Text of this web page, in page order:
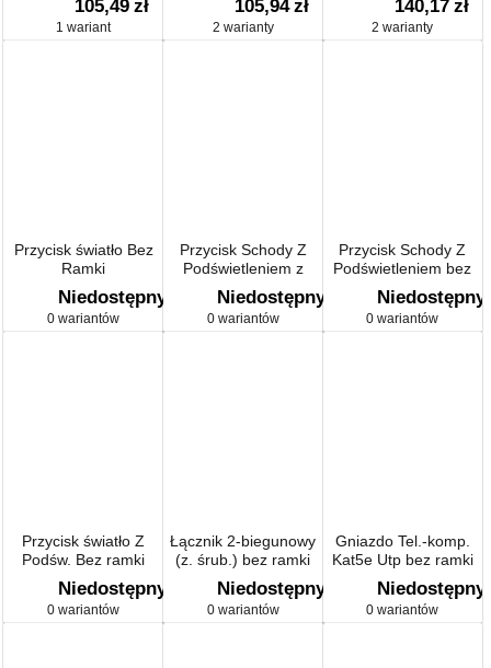
105,49 zł
1 wariant
105,94 zł
2 warianty
140,17 zł
2 warianty
Przycisk światło Bez
Ramki
Niedostępny
0 wariantów
Przycisk Schody Z
Podświetleniem z
ramką
Niedostępny
0 wariantów
Przycisk Schody Z
Podświetleniem bez
ramki
Niedostępny
0 wariantów
Przycisk światło Z
Podśw. Bez ramki
Niedostępny
0 wariantów
Łącznik 2-biegunowy
(z. śrub.) bez ramki
Niedostępny
0 wariantów
Gniazdo Tel.-komp.
Kat5e Utp bez ramki
Niedostępny
0 wariantów